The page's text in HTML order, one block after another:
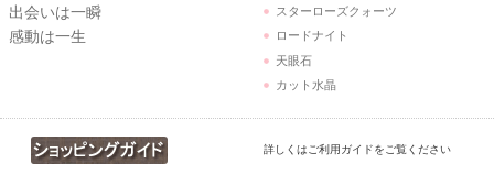
出会いは一瞬
感動は一生
スターローズクォーツ
ロードナイト
天眼石
カット水晶
詳しくはご利用ガイドをご覧ください